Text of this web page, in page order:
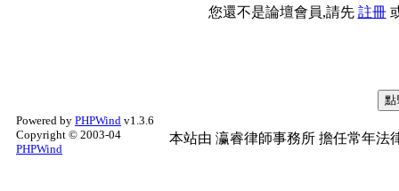
您還不是論壇會員,請先 註冊
Powered by PHPWind v1.3.6
Copyright © 2003-04
PHPWind
本站由 瀛睿律師事務所 擔任常年法